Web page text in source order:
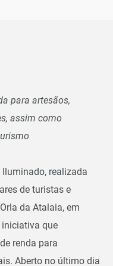
para artesãos,
assim como
realizada
de turistas e
da Atalaia, em
que
renda para
Aberto no último dia